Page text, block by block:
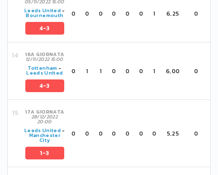
05/11/2022 15:00
Leeds United -
Bournemouth
4-3
0 0 0 0 0 0 1 6,25 0
16A GIORNATA
12/11/2022 15:00
Tottenham -
Leeds United
4-3
0 1 1 0 0 0 1 6,00 0
17A GIORNATA
28/12/2022
20:00
Leeds United -
Manchester
City
1-3
0 0 0 0 0 0 0 5,25 0